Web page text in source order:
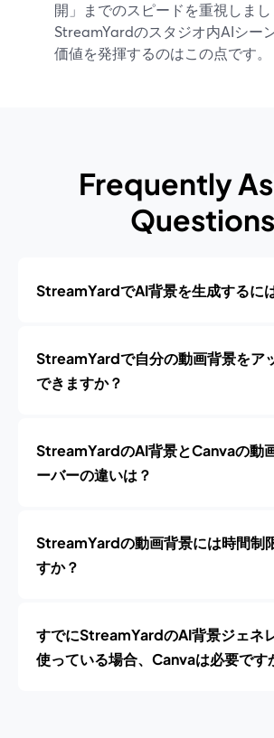
開」までのスピードを重視しま
StreamYardのスタジオ内AIシー
価値を発揮するのはこの点です。
Frequently
Questions
StreamYardでAI背景を生成するに
StreamYardで自分の動画背景をア
できますか？
StreamYardのAI背景とCanvaの動
ーバーの違いは？
StreamYardの動画背景には時間制
すか？
すでにStreamYardのAI背景ジェネ
使っている場合、Canvaは必要です